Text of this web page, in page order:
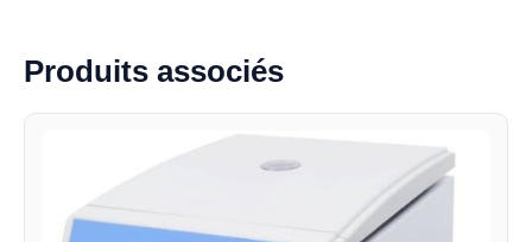
Produits associés